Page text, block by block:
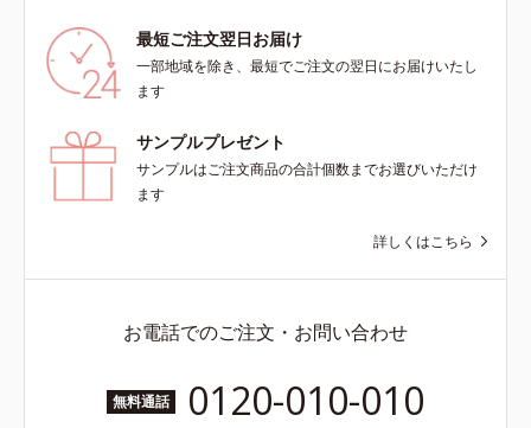
最短ご注文翌日お届け
一部地域を除き、最短でご注文の翌日にお届けいたし
ます
サンプルプレゼント
サンプルはご注文商品の合計個数までお選びいただけ
ます
詳しくはこちら
お電話でのご注文・お問い合わせ
無料通話 0120-010-010